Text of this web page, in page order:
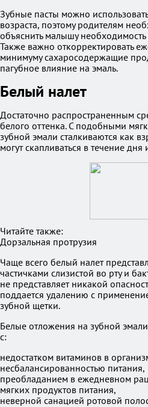
Зубные пасты можно
возраста, поэтому родителям
объяснить малышу необходимость
Также важно откорректировать
минимуму сахаросодержащие
пагубное влияние на эмаль.
Белый налет
Достаточно распространенным
белого оттенка. С подобными
зубной эмали сталкиваются как
могут скапливаться в течение
Читайте также:
Дорзальная протрузия
Чаще всего белый налет
частичками слизистой во рту и
не представляет никакой
поддается удалению с
зубной щетки.
Белые отложения на зубной
с:
недостатком витаминов в
несбалансированностью питания,
преобладанием в ежедневном
мягких продуктов питания,
неверной санацией ротовой